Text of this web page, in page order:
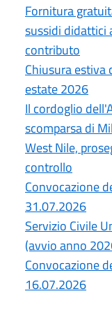
Fornitura
sussidi didattici
contributo
Chiusura
estate 2026
Il cordoglio
scomparsa di
West Nile,
controllo
Convocazione
31.07.2026
Servizio Civile
(avvio anno
Convocazione
16.07.2026